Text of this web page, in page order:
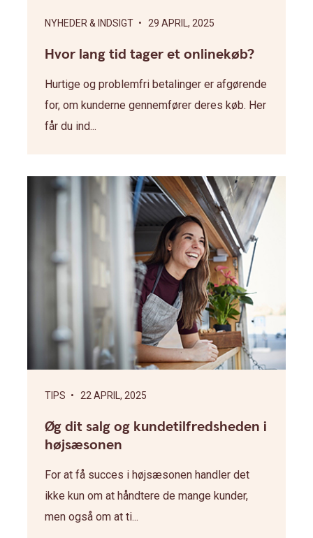
NYHEDER & INDSIGT • 29 APRIL, 2025
Hvor lang tid tager et onlinekøb?
Hurtige og problemfri betalinger er afgørende
for, om kunderne gennemfører deres køb. Her
får du ind...
TIPS • 22 APRIL, 2025
Øg dit salg og kundetilfredsheden i
højsæsonen
For at få succes i højsæsonen handler det
ikke kun om at håndtere de mange kunder,
men også om at ti...